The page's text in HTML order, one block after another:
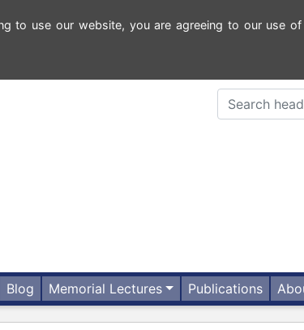
to use our website, you are agreeing to our use of
Blog Memorial Lectures Publications